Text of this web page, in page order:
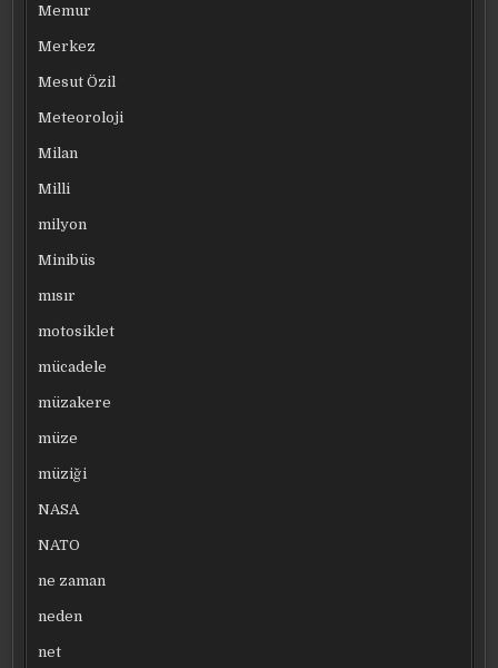
Memur
Merkez
Mesut Özil
Meteoroloji
Milan
Milli
milyon
Minibüs
mısır
motosiklet
mücadele
müzakere
müze
müziği
NASA
NATO
ne zaman
neden
net